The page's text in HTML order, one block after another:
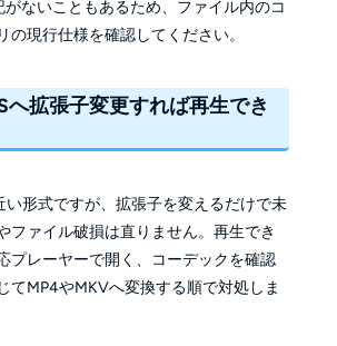
がないこともあるため、ファイル内のコ
の現行仕様を確認してください。
へ拡張子変更すれば再生でき
い形式ですが、拡張子を変えるだけで未
ファイル破損は直りません。再生でき
プレーヤーで開く、コーデックを確認
てMP4やMKVへ変換する順で対処しま